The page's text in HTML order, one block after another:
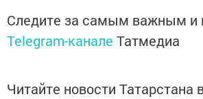
Следите за самым важным и
Telegram-канале Татмедиа
Читайте новости Татарстана